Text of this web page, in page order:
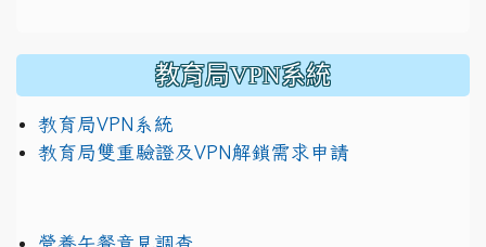
教育局VPN系統
教育局VPN系統
教育局雙重驗證及VPN解鎖需求申請
營養午餐意見調查